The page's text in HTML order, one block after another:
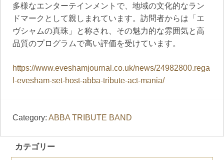
多様なエンターテインメントで、地域の文化的なラン
ドマークとして親しまれています。​訪問者からは「エ
ヴシャムの真珠」と称され、その魅力的な雰囲気と高
品質のプログラムで高い評価を受けています。
https://www.eveshamjournal.co.uk/news/24982800.rega
l-evesham-set-host-abba-tribute-act-mania/
Category: ABBA TRIBUTE BAND
カテゴリー